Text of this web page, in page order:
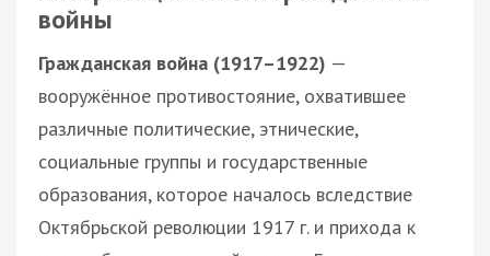
войны
Гражданская война (1917–1922) —
вооружённое противостояние, охватившее
различные политические, этнические,
социальные группы и государственные
образования, которое началось вследствие
Октябрьской революции 1917 г. и прихода к